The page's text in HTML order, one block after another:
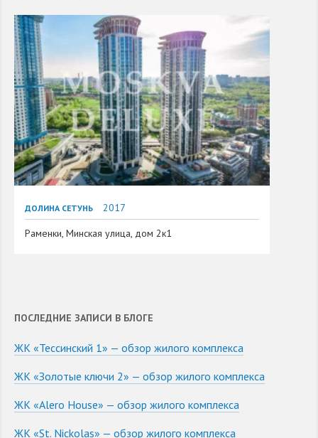
ДОЛИНА СЕТУНЬ
2017
Раменки, Минская улица, дом 2к1
ПОСЛЕДНИЕ ЗАПИСИ В БЛОГЕ
ЖК «Тессинский 1» — обзор жилого комплекса
ЖК «Золотые ключи 2» — обзор жилого комплекса
ЖК «Alero House» — обзор жилого комплекса
ЖК «St. Nickolas» — обзор жилого комплекса